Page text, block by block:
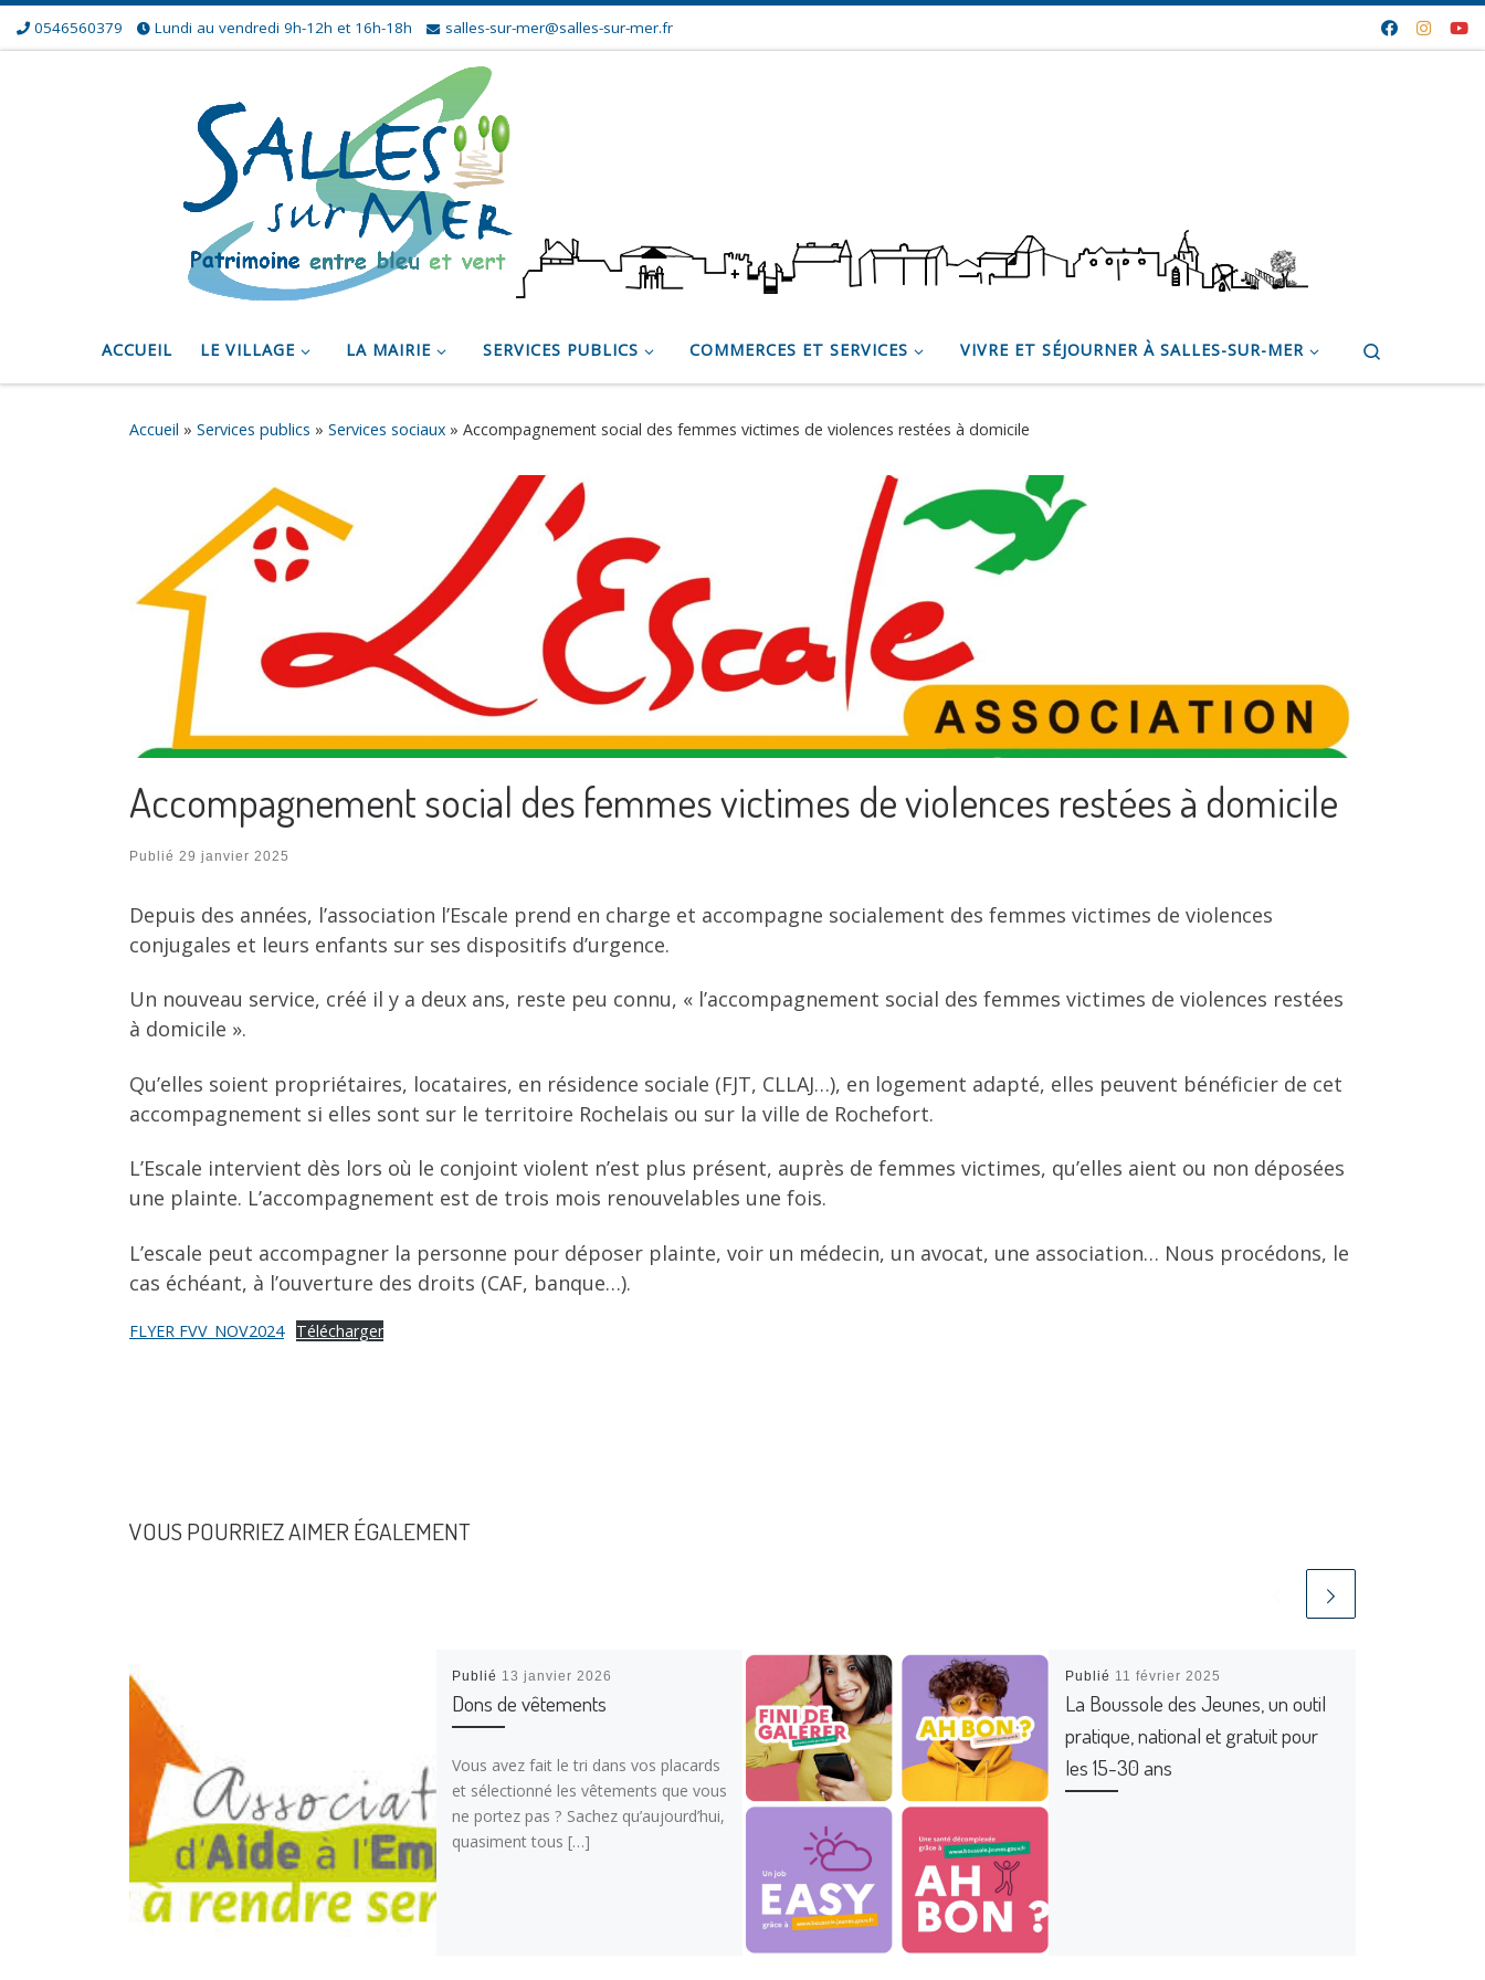
Skip to content
0546560379 Lundi au vendredi 9h-12h et 16h-18h salles-sur-mer@salles-sur-mer.fr
ACCUEIL LE VILLAGE LA MAIRIE SERVICES PUBLICS COMMERCES ET SERVICES VIVRE ET SÉJOURNER À SALLES-SUR-MER
Accueil » Services publics » Services sociaux » Accompagnement social des femmes victimes de violences restées à domicile
Accompagnement social des femmes victimes de violences restées à domicile
Publié 29 janvier 2025
Depuis des années, l’association l’Escale prend en charge et accompagne socialement des femmes victimes de violences
conjugales et leurs enfants sur ses dispositifs d’urgence.
Un nouveau service, créé il y a deux ans, reste peu connu, « l’accompagnement social des femmes victimes de violences restées
à domicile ».
Qu’elles soient propriétaires, locataires, en résidence sociale (FJT, CLLAJ…), en logement adapté, elles peuvent bénéficier de cet
accompagnement si elles sont sur le territoire Rochelais ou sur la ville de Rochefort.
L’Escale intervient dès lors où le conjoint violent n’est plus présent, auprès de femmes victimes, qu’elles aient ou non déposées
une plainte. L’accompagnement est de trois mois renouvelables une fois.
L’escale peut accompagner la personne pour déposer plainte, voir un médecin, un avocat, une association… Nous procédons, le
cas échéant, à l’ouverture des droits (CAF, banque…).
FLYER FVV_NOV2024 Télécharger
VOUS POURRIEZ AIMER ÉGALEMENT
Publié 13 janvier 2026
Dons de vêtements
Vous avez fait le tri dans vos placards
et sélectionné les vêtements que vous
ne portez pas ? Sachez qu’aujourd’hui,
quasiment tous […]
Publié 11 février 2025
La Boussole des Jeunes, un outil
pratique, national et gratuit pour
les 15-30 ans